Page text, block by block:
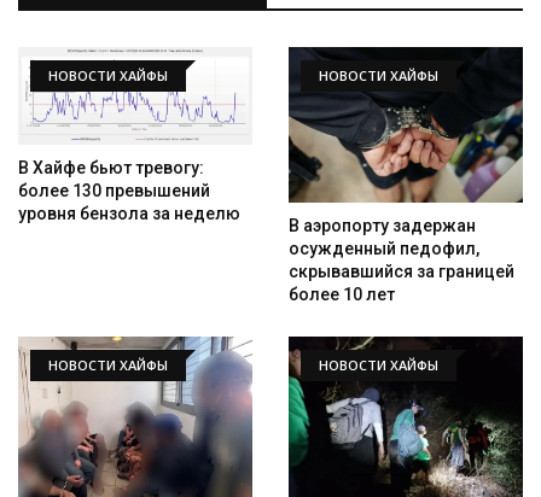
НОВОСТИ ХАЙФЫ
В Хайфе бьют тревогу:
более 130 превышений
уровня бензола за неделю
НОВОСТИ ХАЙФЫ
В аэропорту задержан
осужденный педофил,
скрывавшийся за границей
более 10 лет
НОВОСТИ ХАЙФЫ НОВОСТИ ХАЙФЫ